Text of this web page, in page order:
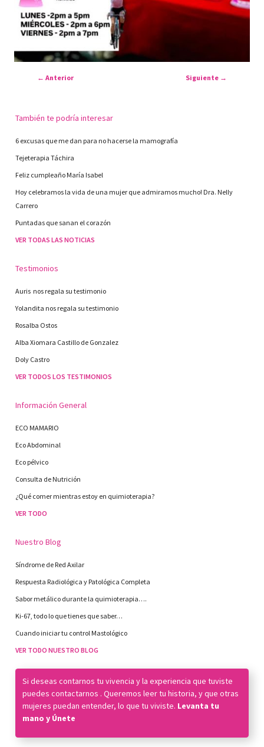
← Anterior Siguiente →
También te podría interesar
6 excusas que me dan para no hacerse la mamografía
Tejeterapia Táchira
Feliz cumpleaño María Isabel
Hoy celebramos la vida de una mujer que admiramos mucho! Dra. Nelly
Carrero
Puntadas que sanan el corazón
VER TODAS LAS NOTICIAS
Testimonios
Auris nos regala su testimonio
Yolandita nos regala su testimonio
Rosalba Ostos
Alba Xiomara Castillo de Gonzalez
Doly Castro
VER TODOS LOS TESTIMONIOS
Información General
ECO MAMARIO
Eco Abdominal
Eco pélvico
Consulta de Nutrición
¿Qué comer mientras estoy en quimioterapia?
VER TODO
Nuestro Blog
Síndrome de Red Axilar
Respuesta Radiológica y Patológica Completa
Sabor metálico durante la quimioterapia….
Ki-67, todo lo que tienes que saber…
Cuando iniciar tu control Mastológico
VER TODO NUESTRO BLOG
Si deseas contarnos tu vivencia y la experiencia que tuviste
puedescontactarnos . Queremos leer tu historia, y que otras
mujeres puedan entender, lo que tu viviste. Levanta tu
mano y Únete